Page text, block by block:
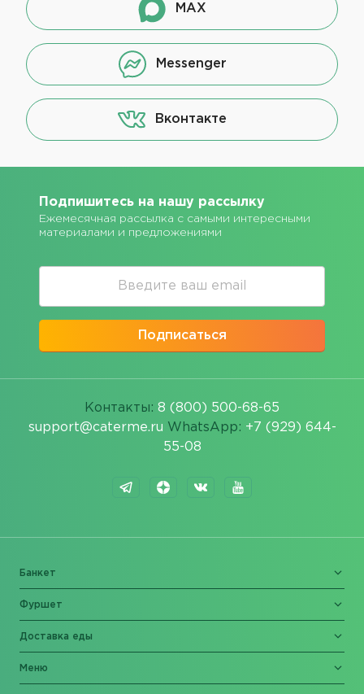
MAX
Messenger
Вконтакте
Подпишитесь на нашу рассылку
Ежемесячная рассылка с самыми интересными
материалами и предложениями
Подписаться
Контакты: 8 (800) 500-68-65
support@caterme.ru WhatsApp: +7 (929) 644-
55-08
Банкет
Фуршет
Доставка еды
Меню